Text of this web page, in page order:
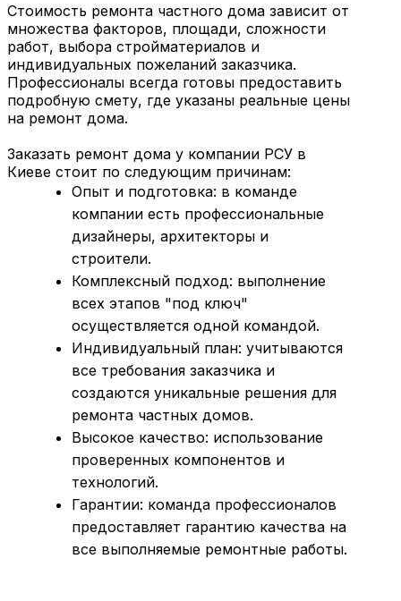
Стоимость ремонта частного дома зависит от
множества факторов, площади, сложности
работ, выбора стройматериалов и
индивидуальных пожеланий заказчика.
Профессионалы всегда готовы предоставить
подробную смету, где указаны реальные цены
на ремонт дома.
Заказать ремонт дома у компании РСУ в
Киеве стоит по следующим причинам:
Опыт и подготовка: в команде
компании есть профессиональные
дизайнеры, архитекторы и
строители.
Комплексный подход: выполнение
всех этапов "под ключ"
осуществляется одной командой.
Индивидуальный план: учитываются
все требования заказчика и
создаются уникальные решения для
ремонта частных домов.
Высокое качество: использование
проверенных компонентов и
технологий.
Гарантии: команда профессионалов
предоставляет гарантию качества на
все выполняемые ремонтные работы.